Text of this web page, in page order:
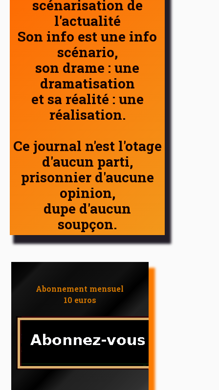
scénarisation de
l'actualité
Son info est une info
scénario,
son drame : une
dramatisation
et sa réalité : une
réalisation.
Ce journal n'est l'otage
d'aucun parti,
prisonnier d'aucune
opinion,
dupe d'aucun
soupçon.
Abonnement mensuel
10 euros